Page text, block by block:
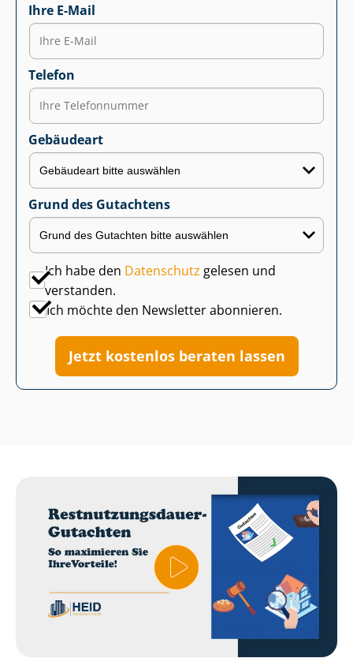
Ihre E-Mail
Telefon
Gebäudeart
Grund des Gutachtens
Ich habe den Datenschutz gelesen und
verstanden.
Ich möchte den Newsletter abonnieren.
Jetzt kostenlos beraten lassen